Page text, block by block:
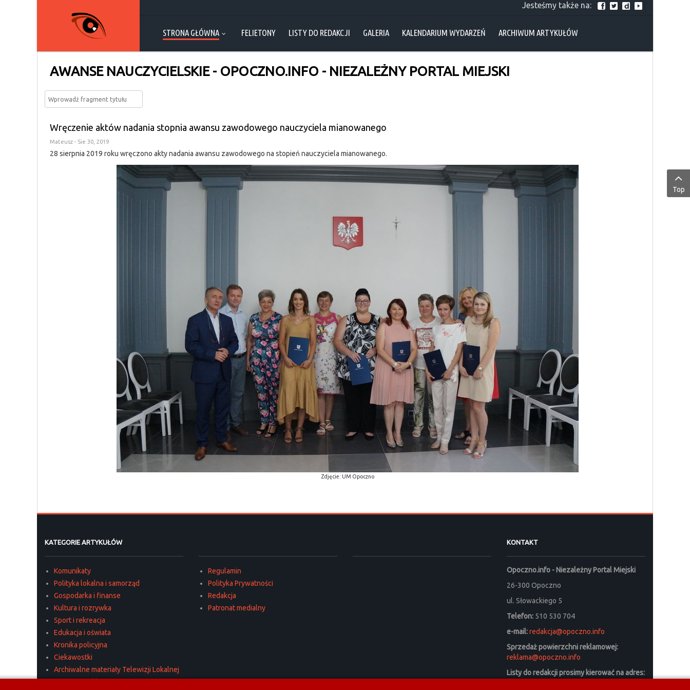
Jesteśmy także na:
STRONA GŁÓWNA FELIETONY LISTY DO REDAKCJI GALERIA KALENDARIUM WYDARZEŃ ARCHIWUM ARTYKUŁÓW
AWANSE NAUCZYCIELSKIE - OPOCZNO.INFO - NIEZALEŻNY PORTAL MIEJSKI
Wręczenie aktów nadania stopnia awansu zawodowego nauczyciela mianowanego
Mateusz - Sie 30, 2019
28 sierpnia 2019 roku wręczono akty nadania awansu zawodowego na stopień nauczyciela mianowanego.
Zdjęcie: UM Opoczno
KATEGORIE ARTYKUŁÓW
Komunikaty
Polityka lokalna i samorząd
Gospodarka i finanse
Kultura i rozrywka
Sport i rekreacja
Edukacja i oświata
Kronika policyjna
Ciekawostki
Archiwalne materiały Telewizji Lokalnej
Regulamin
Polityka Prywatności
Redakcja
Patronat medialny
KONTAKT
Opoczno.info - Niezależny Portal Miejski
26-300 Opoczno
ul. Słowackiego 5
Telefon: 510 530 704
e-mail:redakcja@opoczno.info
Sprzedaż powierzchni reklamowej:
reklama@opoczno.info
Listy do redakcji prosimy kierować na adres:
Top